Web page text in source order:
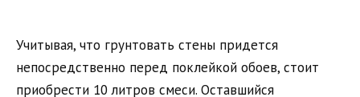
Учитывая, что грунтовать стены придется
непосредственно перед поклейкой обоев, стоит
приобрести 10 литров смеси. Оставшийся